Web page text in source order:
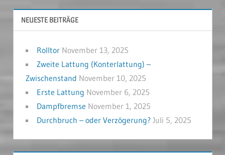
NEUESTE BEITRÄGE
Rolltor November 13, 2025
Zweite Lattung (Konterlattung) –
Zwischenstand November 10, 2025
Erste Lattung November 6, 2025
Dampfbremse November 1, 2025
Durchbruch – oder Verzögerung? Juli 5, 2025